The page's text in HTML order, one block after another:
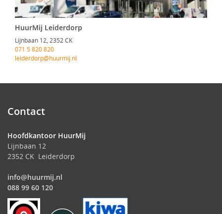
HuurMij Leiderdorp
Lijnbaan 12, 2352 CK
071 5 820 820
leiderdorp@huurmij.nl
Contact
Hoofdkantoor HuurMij
Lijnbaan 12
2352 CK Leiderdorp
info@huurmij.nl
088 99 60 120